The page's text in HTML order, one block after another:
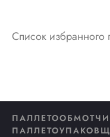
Список избранного